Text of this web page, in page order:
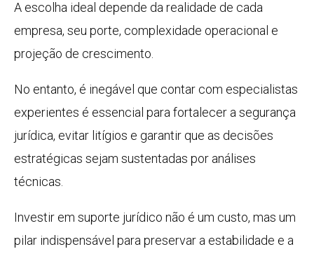
A escolha ideal depende da realidade de cada
empresa, seu porte, complexidade operacional e
projeção de crescimento.
No entanto, é inegável que contar com especialistas
experientes é essencial para fortalecer a segurança
jurídica, evitar litígios e garantir que as decisões
estratégicas sejam sustentadas por análises
técnicas.
Investir em suporte jurídico não é um custo, mas um
pilar indispensável para preservar a estabilidade e a